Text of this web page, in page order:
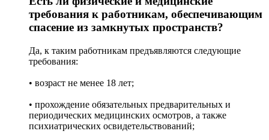
требования к работникам, обеспечивающим
спасение из замкнутых пространств?
Да, к таким работникам предъявляются следующие
требования:
• возраст не менее 18 лет;
• прохождение обязательных предварительных и
периодических медицинских осмотров, а также
психиатрических освидетельствований;